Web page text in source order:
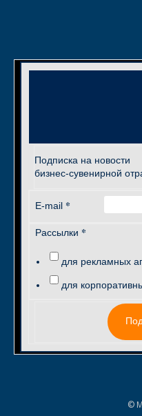
Подписка на новости
бизнес-сувенирной
E-mail *
Рассылки *
для рекламных
для
©